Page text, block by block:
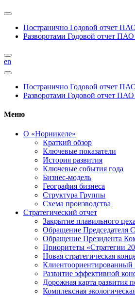
Постранично Годовой отчет
Разворотами Годовой отчет
en
Постранично Годовой отчет
Разворотами Годовой отчет
Меню
О «Норникеле»
Краткий обзор
Ключевые показатели
История развития
Ключевые события года
Бизнес-модель
География бизнеса
Структура Группы
Схема производства
Стратегический отчет
Закрытие плавильного цеха
Обращение Председателя
Обращение Президента
Приоритеты «Стратегии
Новая стратегическая
Клиентоориентированный
Развитие эффективной
Дорожная карта развития
Комплексная